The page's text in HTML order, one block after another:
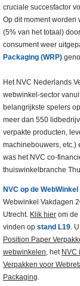
cruciale succesfactor
Op dit moment worden
(5% van het totaal)
consument weer
Packaging (WRP)
Het NVC Nederlands
webwinkel-sector
belangrijkste spelers
meer dan 550
verpakte producten,
machinebouwers, etc.)
was het NVC co-
thuiswinkelbranche
NVC op de
Webwinkel Vakdagen
Utrecht. Klik hier om de
vinden op stand L19.
Position Paper
webwinkelen, het NVC
Verpakken voor
Packaging.